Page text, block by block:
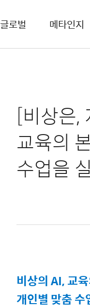
글로벌 메타인지
[비상은,
교육의
수업을
비상의 AI, 교
개인별 맞춤